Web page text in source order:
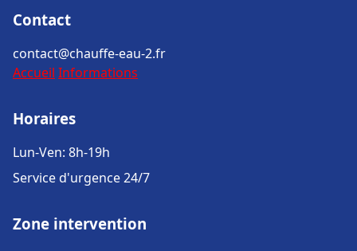
Contact
contact@chauffe-eau-2.fr
Accueil Informations
Horaires
Lun-Ven: 8h-19h
Service d'urgence 24/7
Zone intervention